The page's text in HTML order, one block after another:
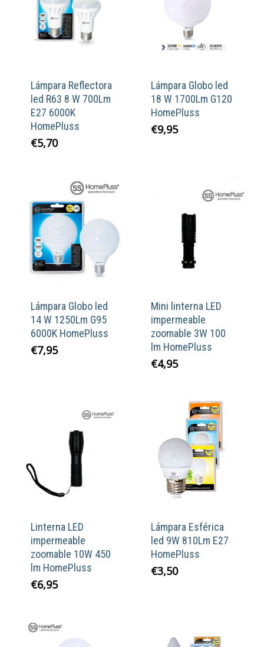
Lámpara Reflectora
led R63 8 W 700Lm
E27 6000K
HomePluss
€5,70
Lámpara Globo led
18 W 1700Lm G120
HomePluss
€9,95
Lámpara Globo led
14 W 1250Lm G95
6000K HomePluss
€7,95
Mini linterna LED
impermeable
zoomable 3W 100
lm HomePluss
€4,95
Linterna LED
impermeable
zoomable 10W 450
lm HomePluss
€6,95
Lámpara Esférica
led 9W 810Lm E27
HomePluss
€3,50